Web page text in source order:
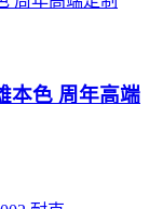
本色 周年高端